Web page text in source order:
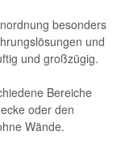
besonders
und
und großzügig.
Bereiche
oder den
Wände.